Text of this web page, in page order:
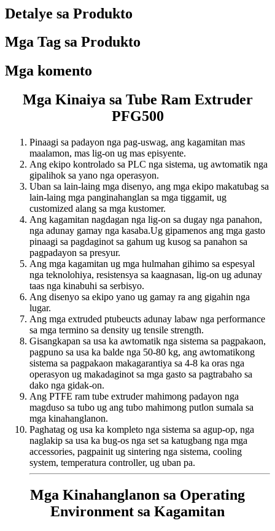
Detalye sa Produkto
Mga Tag sa Produkto
Mga komento
Mga Kinaiya sa Tube Ram Extruder
PFG500
Pinaagi sa padayon nga pag-uswag, ang kagamitan mas
maalamon, mas lig-on ug mas episyente.
Ang ekipo kontrolado sa PLC nga sistema, ug awtomatik nga
gipalihok sa yano nga operasyon.
Uban sa lain-laing mga disenyo, ang mga ekipo makatubag sa
lain-laing mga panginahanglan sa mga tiggamit, ug
customized alang sa mga kustomer.
Ang kagamitan nagdagan nga lig-on sa dugay nga panahon,
nga adunay gamay nga kasaba.Ug gipamenos ang mga gasto
pinaagi sa pagdaginot sa gahum ug kusog sa panahon sa
pagpadayon sa presyur.
Ang mga kagamitan ug mga hulmahan gihimo sa espesyal
nga teknolohiya, resistensya sa kaagnasan, lig-on ug adunay
taas nga kinabuhi sa serbisyo.
Ang disenyo sa ekipo yano ug gamay ra ang gigahin nga
lugar.
Ang mga extruded ptubeucts adunay labaw nga performance
sa mga termino sa density ug tensile strength.
Gisangkapan sa usa ka awtomatik nga sistema sa pagpakaon,
pagpuno sa usa ka balde nga 50-80 kg, ang awtomatikong
sistema sa pagpakaon makagarantiya sa 4-8 ka oras nga
operasyon ug makadaginot sa mga gasto sa pagtrabaho sa
dako nga gidak-on.
Ang PTFE ram tube extruder mahimong padayon nga
magduso sa tubo ug ang tubo mahimong putlon sumala sa
mga kinahanglanon.
Paghatag og usa ka kompleto nga sistema sa agup-op, nga
naglakip sa usa ka bug-os nga set sa katugbang nga mga
accessories, pagpainit ug sintering nga sistema, cooling
system, temperatura controller, ug uban pa.
Mga Kinahanglanon sa Operating
Environment sa Kagamitan